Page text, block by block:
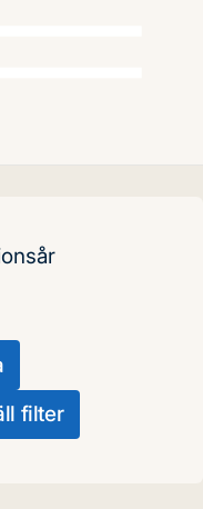
filter